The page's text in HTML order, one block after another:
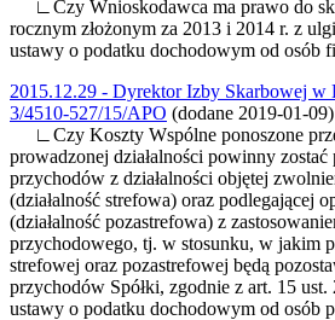
∟Czy Wnioskodawca ma prawo do
rocznym złożonym za 2013 i 2014 r. z
ustawy o podatku dochodowym od osób
2015.12.29 - Dyrektor Izby Skarbowej
3/4510-527/15/APO (dodane 2019-01-09)
∟Czy Koszty Wspólne ponoszone
prowadzonej działalności powinny zostać
przychodów z działalności objętej
(działalność strefowa) oraz podlegającej
(działalność pozastrefowa) z
przychodowego, tj. w stosunku, w jakim
strefowej oraz pozastrefowej będą
przychodów Spółki, zgodnie z art. 15
ustawy o podatku dochodowym od osób